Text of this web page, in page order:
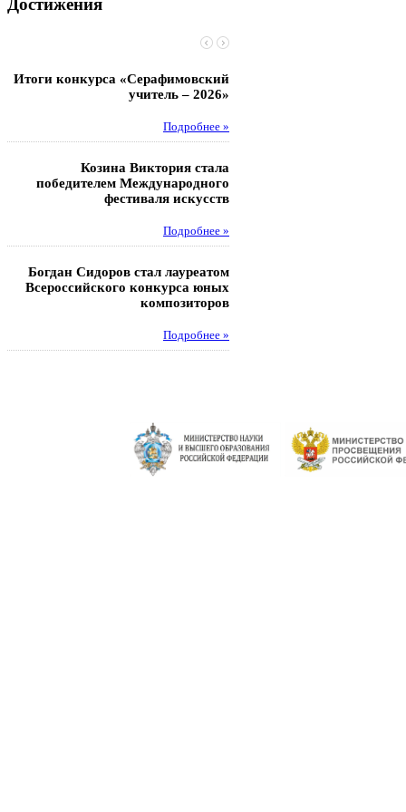
Достижения
Итоги конкурса «Серафимовский
учитель – 2026»
Подробнее »
Козина Виктория стала
победителем Международного
фестиваля искусств
Подробнее »
Богдан Сидоров стал лауреатом
Всероссийского конкурса юных
композиторов
Подробнее »